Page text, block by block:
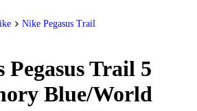
Nike Pegasus Trail
Pegasus Trail 5
Blue/World